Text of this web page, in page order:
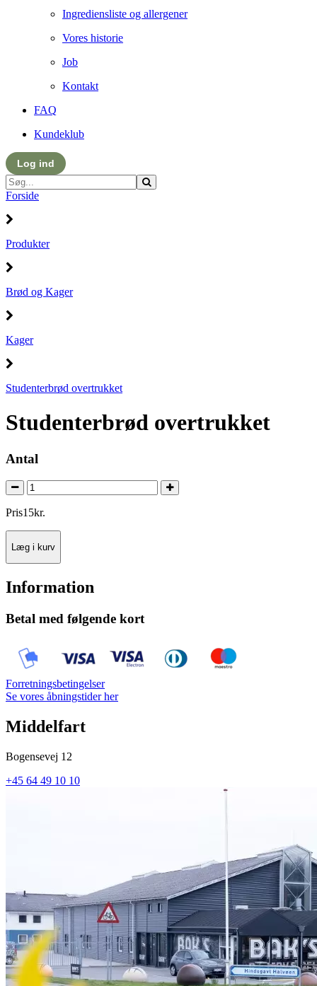
Ingrediensliste og allergener
Vores historie
Job
Kontakt
FAQ
Kundeklub
Log ind
Forside
Produkter
Brød og Kager
Kager
Studenterbrød overtrukket
Studenterbrød overtrukket
Antal
Pris15kr.
Læg i kurv
Information
Betal med følgende kort
Forretningsbetingelser
Se vores åbningstider her
Middelfart
Bogensevej 12
+45 64 49 10 10